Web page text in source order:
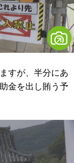
すが、半分にあ
金を出し賄う予